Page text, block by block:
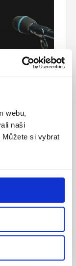
webu,
naši
Můžete si vybrat
Jarmily
narozeniny.